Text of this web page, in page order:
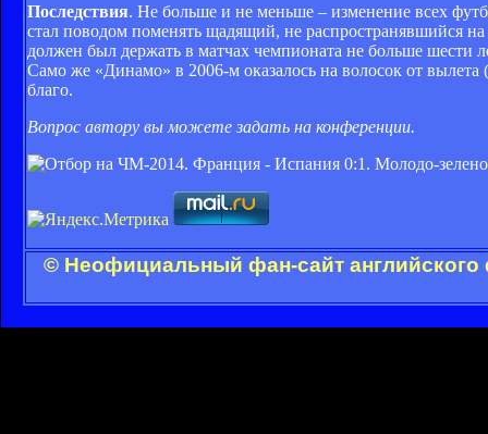
Последствия. Не больше и не меньше – изменение всех
стал поводом поменять щадящий, не распространявшийся
должен был держать в матчах чемпионата не больше шести
Само же «Динамо» в 2006-м оказалось на волосок от вылета
благо.
Вопрос автору вы можете задать на конференции.
© Неофициальный фан-сайт английского